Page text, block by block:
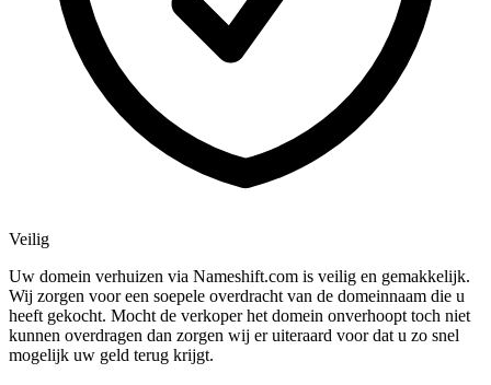
Veilig
Uw domein verhuizen via Nameshift.com is veilig en gemakkelijk.
Wij zorgen voor een soepele overdracht van de domeinnaam die u
heeft gekocht. Mocht de verkoper het domein onverhoopt toch niet
kunnen overdragen dan zorgen wij er uiteraard voor dat u zo snel
mogelijk uw geld terug krijgt.